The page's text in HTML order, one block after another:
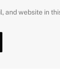
and website in